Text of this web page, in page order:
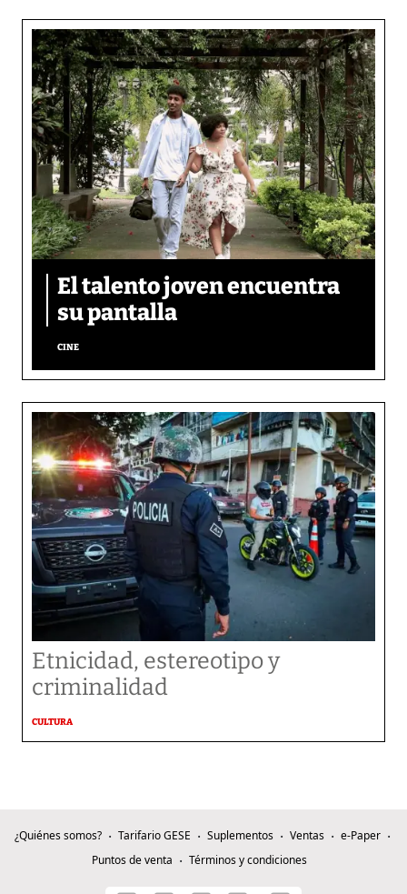
El talento joven encuentra
su pantalla​
CINE
Etnicidad, estereotipo y
criminalidad
CULTURA
¿Quiénes somos? Tarifario GESE Suplementos Ventas
e-Paper
Puntos de venta
Términos y condiciones